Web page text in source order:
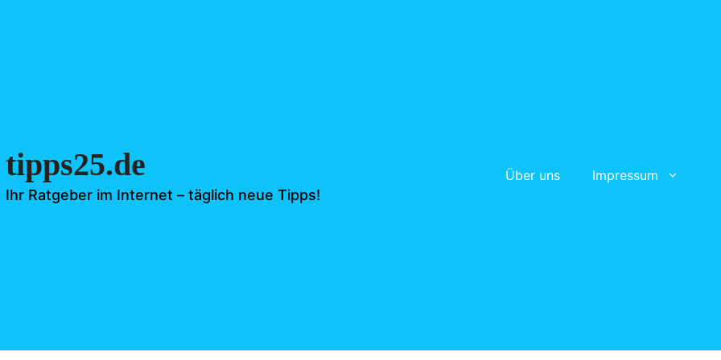
tipps25.de
Ihr Ratgeber im Internet – täglich neue Tipps!
Über uns Impressum